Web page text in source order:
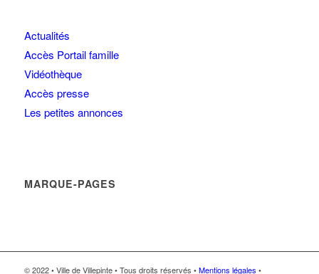
Actualités
Accès Portail famille
Vidéothèque
Accès presse
Les petites annonces
MARQUE-PAGES
© 2022 • Ville de Villepinte • Tous droits réservés •Mentions légales •